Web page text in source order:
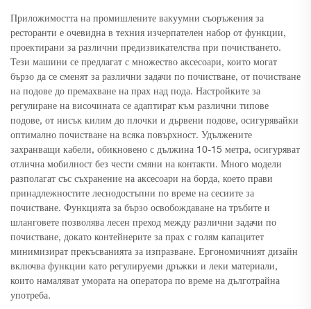
Приложимостта на промишлените вакуумни съоръжения за
ресторанти е очевидна в техния изчерпателен набор от функции,
проектирани за различни предизвикателства при почистването.
Тези машини се предлагат с множество аксесоари, които могат
бързо да се сменят за различни задачи по почистване, от почистване
на подове до премахване на прах над пода. Настройките за
регулиране на височината се адаптират към различни типове
подове, от нисък килим до плочки и дървени подове, осигурявайки
оптимално почистване на всяка повърхност. Удължените
захранващи кабели, обикновено с дължина 10-15 метра, осигуряват
отлична мобилност без чести смяни на контакти. Много модели
разполагат със съхранение на аксесоари на борда, което прави
принадлежностите леснодостъпни по време на сесиите за
почистване. Функцията за бързо освобождаване на тръбите и
шланговете позволява лесен преход между различни задачи по
почистване, докато контейнерите за прах с голям капацитет
минимизират прекъсванията за изпразване. Ергономичният дизайн
включва функции като регулируеми дръжки и леки материали,
които намаляват умората на оператора по време на дълготрайна
употреба.